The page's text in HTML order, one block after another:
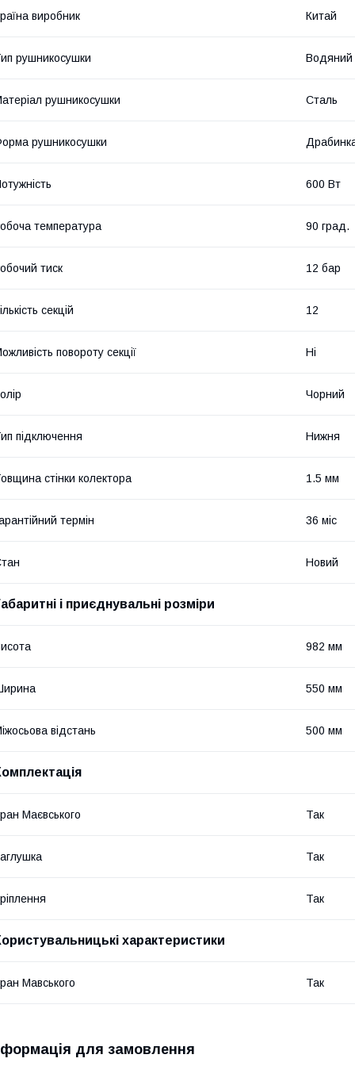
виробник Китай
рушникосушки Водяний
рушникосушки Сталь
рушникосушки
600 Вт
температура 90 град.
тиск 12 бар
секцій 12
повороту секції Ні
Чорний
підключення Нижня
стінки колектора 1.5 мм
термін 36 міс
Новий
і приєднувальні розміри
982 мм
550 мм
відстань 500 мм
Маєвського Так
Так
Так
характеристики
Мавського Так
для замовлення